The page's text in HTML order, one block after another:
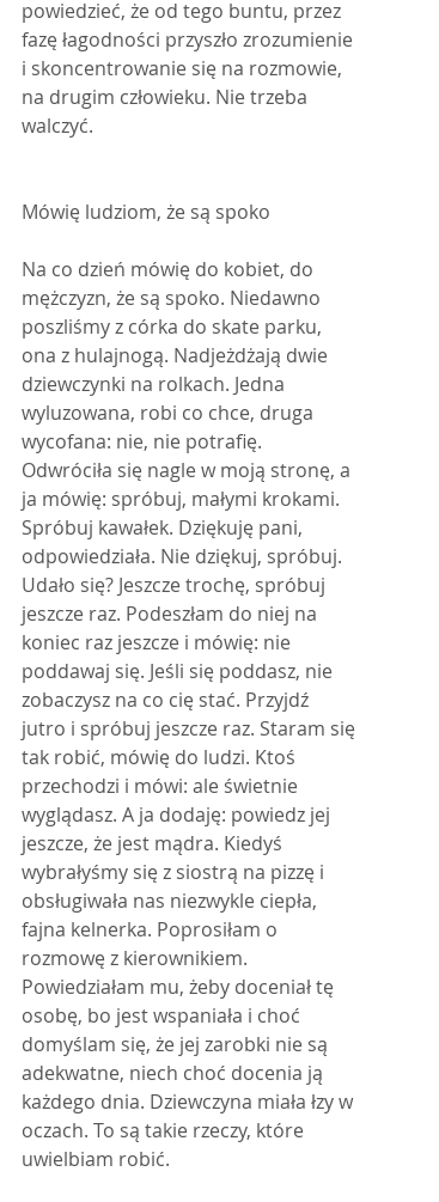
powiedzieć, że od tego buntu, przez
fazę łagodności przyszło zrozumienie
i skoncentrowanie się na rozmowie,
na drugim człowieku. Nie trzeba
walczyć.
Mówię ludziom, że są spoko
Na co dzień mówię do kobiet, do
mężczyzn, że są spoko. Niedawno
poszliśmy z córka do skate parku,
ona z hulajnogą. Nadjeżdżają dwie
dziewczynki na rolkach. Jedna
wyluzowana, robi co chce, druga
wycofana: nie, nie potrafię.
Odwróciła się nagle w moją stronę, a
ja mówię: spróbuj, małymi krokami.
Spróbuj kawałek. Dziękuję pani,
odpowiedziała. Nie dziękuj, spróbuj.
Udało się? Jeszcze trochę, spróbuj
jeszcze raz. Podeszłam do niej na
koniec raz jeszcze i mówię: nie
poddawaj się. Jeśli się poddasz, nie
zobaczysz na co cię stać. Przyjdź
jutro i spróbuj jeszcze raz. Staram się
tak robić, mówię do ludzi. Ktoś
przechodzi i mówi: ale świetnie
wyglądasz. A ja dodaję: powiedz jej
jeszcze, że jest mądra. Kiedyś
wybrałyśmy się z siostrą na pizzę i
obsługiwała nas niezwykle ciepła,
fajna kelnerka. Poprosiłam o
rozmowę z kierownikiem.
Powiedziałam mu, żeby doceniał tę
osobę, bo jest wspaniała i choć
domyślam się, że jej zarobki nie są
adekwatne, niech choć docenia ją
każdego dnia. Dziewczyna miała łzy w
oczach. To są takie rzeczy, które
uwielbiam robić.